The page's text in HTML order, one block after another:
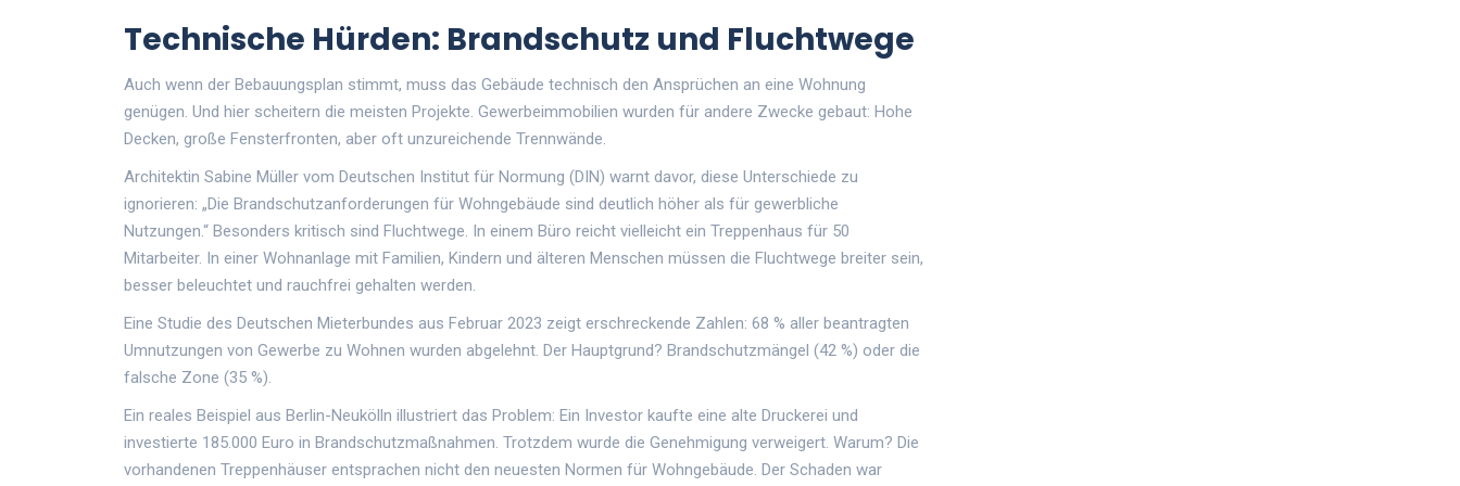
Technische Hürden: Brandschutz und Fluchtwege
Auch wenn der Bebauungsplan stimmt, muss das Gebäude technisch den Ansprüchen an eine Wohnung
genügen. Und hier scheitern die meisten Projekte. Gewerbeimmobilien wurden für andere Zwecke gebaut: Hohe
Decken, große Fensterfronten, aber oft unzureichende Trennwände.
Architektin Sabine Müller vom Deutschen Institut für Normung (DIN) warnt davor, diese Unterschiede zu
ignorieren: „Die Brandschutzanforderungen für Wohngebäude sind deutlich höher als für gewerbliche
Nutzungen.“ Besonders kritisch sind Fluchtwege. In einem Büro reicht vielleicht ein Treppenhaus für 50
Mitarbeiter. In einer Wohnanlage mit Familien, Kindern und älteren Menschen müssen die Fluchtwege breiter sein,
besser beleuchtet und rauchfrei gehalten werden.
Eine Studie des Deutschen Mieterbundes aus Februar 2023 zeigt erschreckende Zahlen: 68 % aller beantragten
Umnutzungen von Gewerbe zu Wohnen wurden abgelehnt. Der Hauptgrund? Brandschutzmängel (42 %) oder die
falsche Zone (35 %).
Ein reales Beispiel aus Berlin-Neukölln illustriert das Problem: Ein Investor kaufte eine alte Druckerei und
investierte 185.000 Euro in Brandschutzmaßnahmen. Trotzdem wurde die Genehmigung verweigert. Warum? Die
vorhandenen Treppenhäuser entsprachen nicht den neuesten Normen für Wohngebäude. Der Schaden war